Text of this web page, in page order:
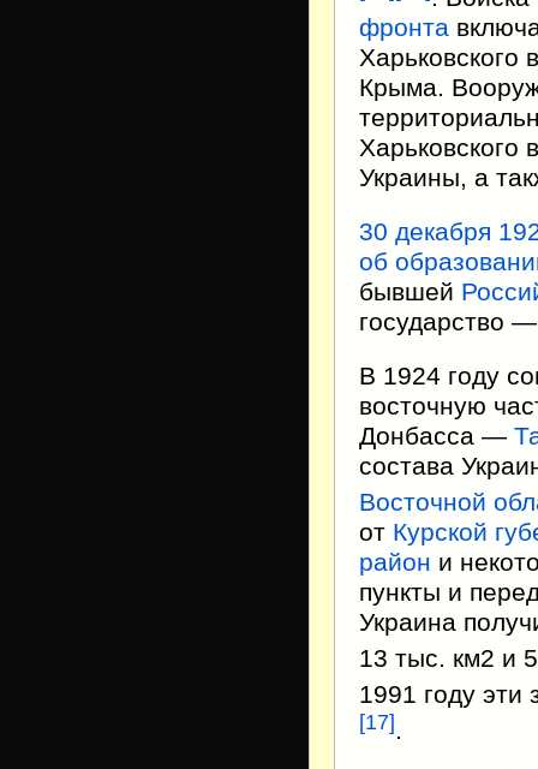
фронта
Крыма.
Харьковского
Украины, а
30 декабря
об
бывшей
государство
В 1924 году
восточную
Донбасса —
состава
Восточной
от Курской
район и
пункты и
Украина
13 тыс. км2 и
1991 году эти
[17] .